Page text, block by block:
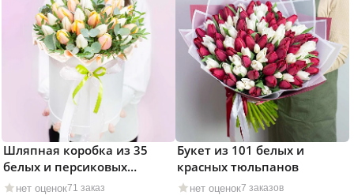
нет оценок71 заказ
Шляпная коробка из 35
белых и персиковых
тюльпанов
нет оценок7 заказов
Букет из 101 белых и
красных тюльпанов